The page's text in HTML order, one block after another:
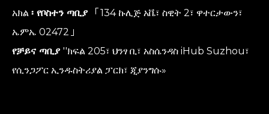
አክል ፡ የቦስተን ጣቢያ
「134 ኩሊጅ አቬ፣ ስዊት 2፣ ዋተርታውን፣
ኤምኤ 02472」
የቻይና ጣቢያ ''ክፍል 205፣ ህንፃ ቢ፣ አስሴንዳስ iHub Suzhou፣
የሲንጋፖር ኢንዱስትሪያል ፓርክ፣ ጂያንግሱ»